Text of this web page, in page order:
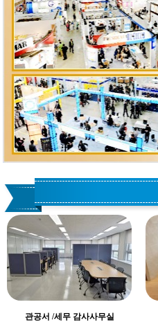
관공서 /세무 감사사무실